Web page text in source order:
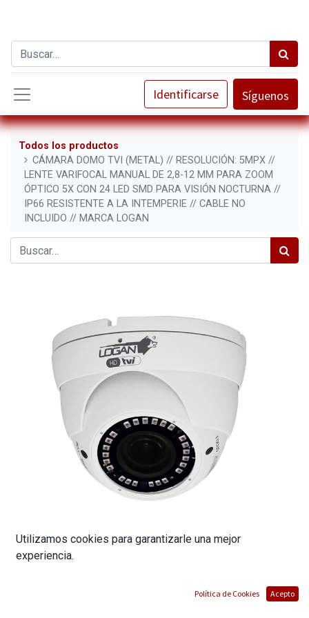
Identificarse Síguenos
Todos los productos
CÁMARA DOMO TVI (METAL) // RESOLUCIÓN: 5MPX //
LENTE VARIFOCAL MANUAL DE 2,8-12 MM PARA ZOOM
ÓPTICO 5X CON 24 LED SMD PARA VISIÓN NOCTURNA //
IP66 RESISTENTE A LA INTEMPERIE // CABLE NO
INCLUIDO // MARCA LOGAN
CÁMARA DOMO TVI (METAL) // RESOLUCIÓN:
5MPX // LENTE VARIFOCAL MANUAL DE 2,8-
Utilizamos cookies para garantizarle una mejor
experiencia.
Política de Cookies Acepto